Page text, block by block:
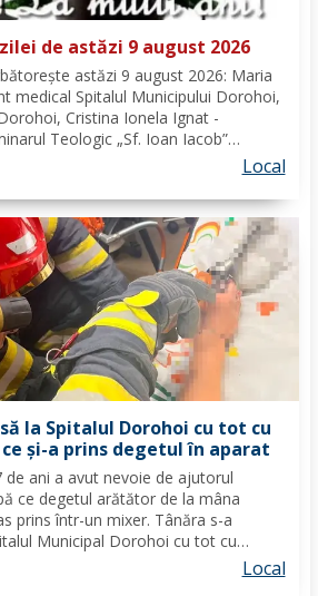
de astăzi 9 august 2026
astăzi 9 august 2026: Maria
medical Spitalul Municipului Dorohoi,
Cristina Ionela Ignat -
Teologic „Sf. Ioan Iacob”
Ojog - profesor- consilier
Gimnazială Nr. 1 Dumeni, Mihai...
Local
la Spitalul Dorohoi cu tot cu
și-a prins degetul în aparat
de ani a avut nevoie de ajutorul
ce degetul arătător de la mâna
prins într-un mixer. Tânăra s-a
Municipal Dorohoi cu tot cu
iar medicii au solicitat
Pompierii din cadrul...
Local